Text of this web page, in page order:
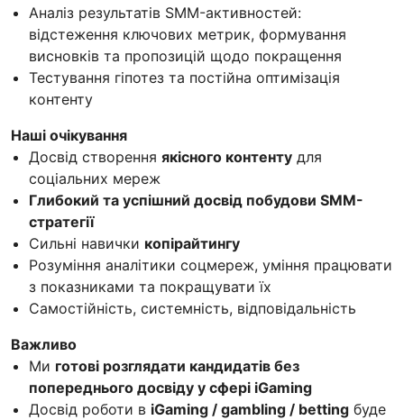
Аналіз результатів SMM-активностей:
відстеження ключових метрик, формування
висновків та пропозицій щодо покращення
Тестування гіпотез та постійна оптимізація
контенту
Наші очікування
Досвід створення якісного контенту для
соціальних мереж
Глибокий та успішний досвід побудови SMM-
стратегії
Сильні навички копірайтингу
Розуміння аналітики соцмереж, уміння працювати
з показниками та покращувати їх
Самостійність, системність, відповідальність
Важливо
Ми готові розглядати кандидатів без
попереднього досвіду у сфері iGaming
Досвід роботи в iGaming / gambling / betting буде